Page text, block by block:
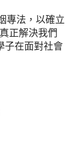
專法，以確立
正解決我們
子在面對社會